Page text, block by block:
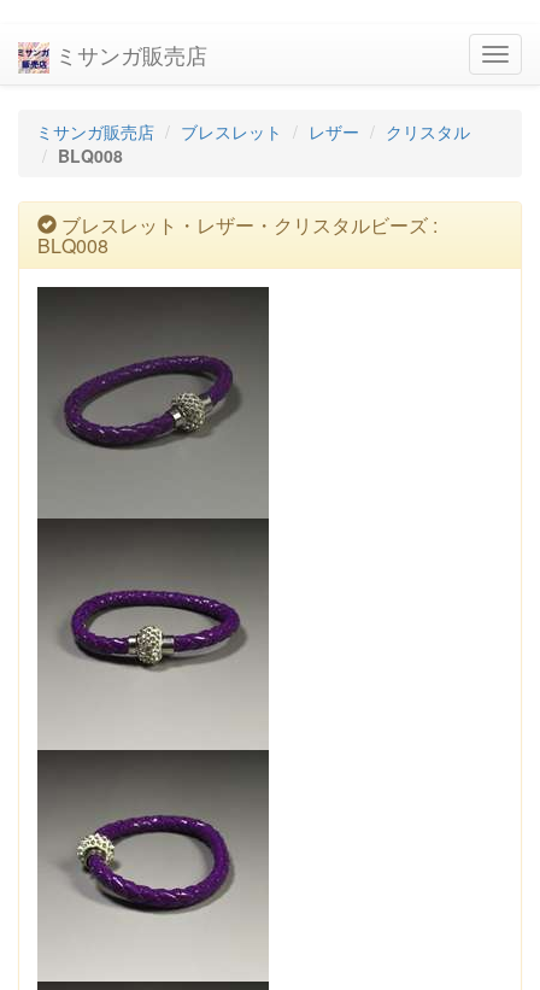
ミサンガ販売店
ミサンガ販売店 ブレスレット レザー
クリスタル
BLQ008
ブレスレット・レザー・クリスタルビーズ :
BLQ008